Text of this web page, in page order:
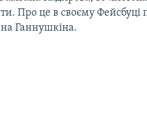
Про це в своєму Фейсбуці
Ганнушкіна.